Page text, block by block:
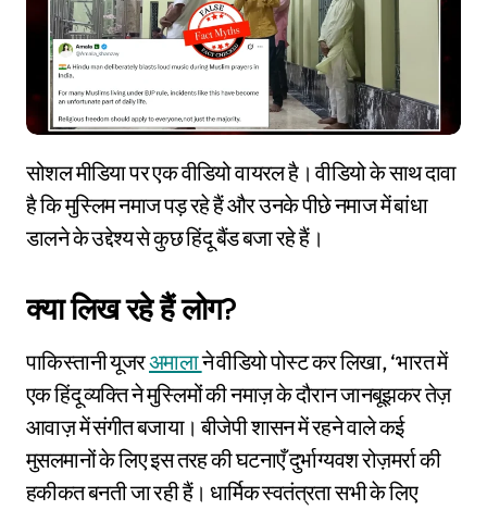
सोशल मीडिया पर एक वीडियो वायरल है। वीडियो के साथ दावा
है कि मुस्लिम नमाज पड़ रहे हैं और उनके पीछे नमाज में बांधा
डालने के उद्देश्य से कुछ हिंदू बैंड बजा रहे हैं।
क्या लिख रहे हैं लोग?
पाकिस्तानी यूजरअमालाने वीडियो पोस्ट कर लिखा, ‘भारत में
एक हिंदू व्यक्ति ने मुस्लिमों की नमाज़ के दौरान जानबूझकर तेज़
आवाज़ में संगीत बजाया। बीजेपी शासन में रहने वाले कई
मुसलमानों के लिए इस तरह की घटनाएँ दुर्भाग्यवश रोज़मर्रा की
हकीकत बनती जा रही हैं। धार्मिक स्वतंत्रता सभी के लिए